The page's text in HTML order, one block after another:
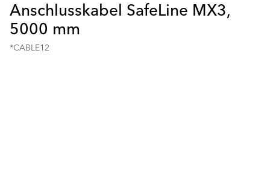
Anschlusskabel SafeLine MX3,
5000 mm
*CABLE12